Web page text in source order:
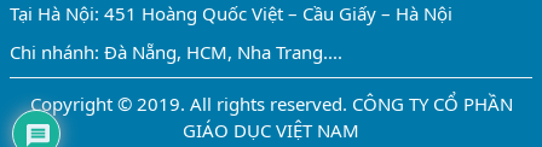
Tại Hà Nội: 451 Hoàng Quốc Việt – Cầu Giấy – Hà Nội
Chi nhánh: Đà Nẵng, HCM, Nha Trang....
Copyright © 2019. All rights reserved. CÔNG TY CỔ PHẦN
GIÁO DỤC VIỆT NAM